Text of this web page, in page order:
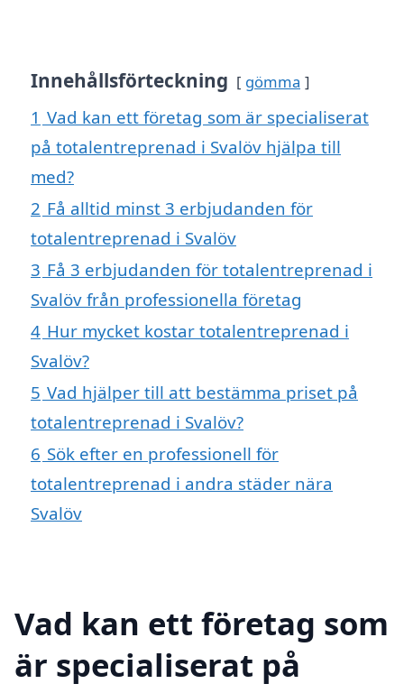
Innehållsförteckning gömma
1 Vad kan ett företag som är specialiserat
på totalentreprenad i Svalöv hjälpa till
med?
2 Få alltid minst 3 erbjudanden för
totalentreprenad i Svalöv
3 Få 3 erbjudanden för totalentreprenad i
Svalöv från professionella företag
4 Hur mycket kostar totalentreprenad i
Svalöv?
5 Vad hjälper till att bestämma priset på
totalentreprenad i Svalöv?
6 Sök efter en professionell för
totalentreprenad i andra städer nära
Svalöv
Vad kan ett företag som
är specialiserat på